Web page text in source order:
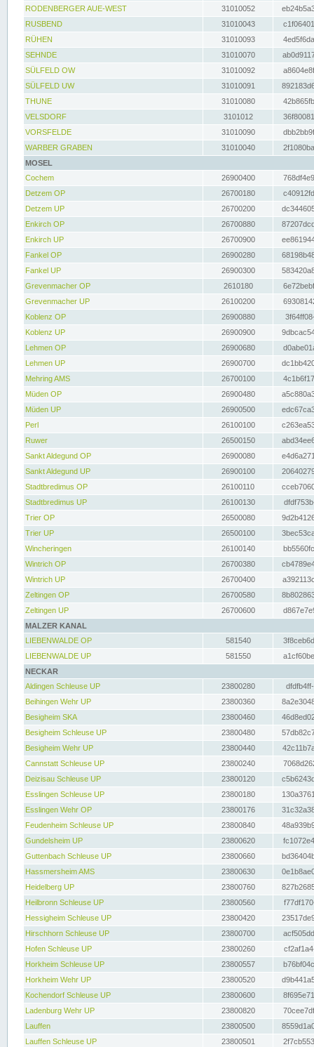
RODENBERGER AUE-WEST
31010052
RUSBEND
31010043
RÜHEN
31010093
SEHNDE
31010070
SÜLFELD OW
31010092
SÜLFELD UW
31010091
THUNE
31010080
VELSDORF
3101012
VORSFELDE
31010090
WARBER GRABEN
31010040
MOSEL
Cochem
26900400
Detzem OP
26700180
Detzem UP
26700200
Enkirch OP
26700880
Enkirch UP
26700900
Fankel OP
26900280
Fankel UP
26900300
Grevenmacher OP
2610180
Grevenmacher UP
26100200
Koblenz OP
26900880
Koblenz UP
26900900
Lehmen OP
26900680
Lehmen UP
26900700
Mehring AMS
26700100
Müden OP
26900480
Müden UP
26900500
Perl
26100100
Ruwer
26500150
Sankt Aldegund OP
26900080
Sankt Aldegund UP
26900100
Stadtbredimus OP
26100110
Stadtbredimus UP
26100130
Trier OP
26500080
Trier UP
26500100
Wincheringen
26100140
Wintrich OP
26700380
Wintrich UP
26700400
Zeltingen OP
26700580
Zeltingen UP
26700600
MALZER KANAL
LIEBENWALDE OP
581540
LIEBENWALDE UP
581550
NECKAR
Aldingen Schleuse UP
23800280
Beihingen Wehr UP
23800360
Besigheim SKA
23800460
Besigheim Schleuse UP
23800480
Besigheim Wehr UP
23800440
Cannstatt Schleuse UP
23800240
Deizisau Schleuse UP
23800120
Esslingen Schleuse UP
23800180
Esslingen Wehr OP
23800176
Feudenheim Schleuse UP
23800840
Gundelsheim UP
23800620
Guttenbach Schleuse UP
23800660
Hassmersheim AMS
23800630
Heidelberg UP
23800760
Heilbronn Schleuse UP
23800560
Hessigheim Schleuse UP
23800420
Hirschhorn Schleuse UP
23800700
Hofen Schleuse UP
23800260
Horkheim Schleuse UP
23800557
Horkheim Wehr UP
23800520
Kochendorf Schleuse UP
23800600
Ladenburg Wehr UP
23800820
Lauffen
23800500
Lauffen Schleuse UP
23800501